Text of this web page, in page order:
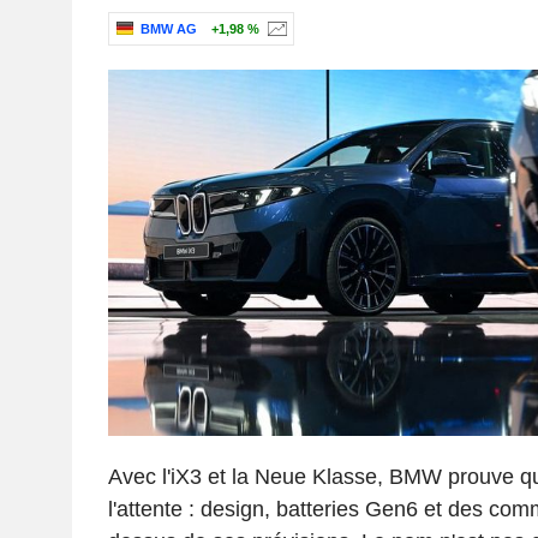
BMW AG +1,98 %
Avec l'iX3 et la Neue Klasse, BMW prouve
l'attente : design, batteries Gen6 et des